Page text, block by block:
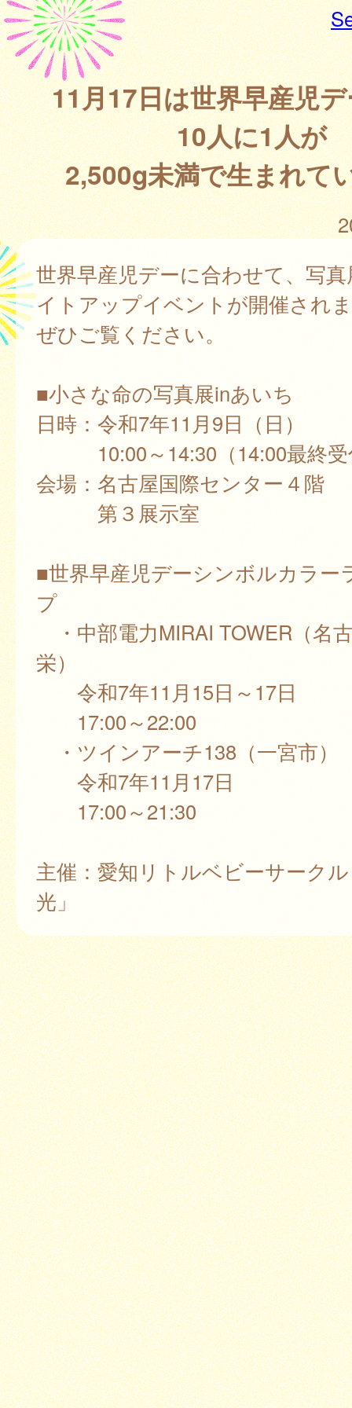
11月17日は世界早産児
10人に1人が
2,500g未満で生まれて
世界早産児デーに合わせて、写
イトアップイベントが開催され
ぜひご覧ください。
■小さな命の写真展inあいち
日時：令和7年11月9日（日）
10:00～14:30（14:00最終受
会場：名古屋国際センター４階
第３展示室
■世界早産児デーシンボルカラー
プ
・中部電力MIRAI TOWER（名
栄）
令和7年11月15日～17日
17:00～22:00
・ツインアーチ138（一宮市）
令和7年11月17日
17:00～21:30
主催：愛知リトルベビーサーク
光」